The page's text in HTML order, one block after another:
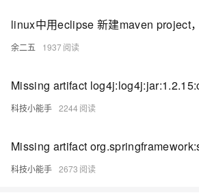
余二五 1937
Missing artifact
科技小能手 2244
科技小能手 2673